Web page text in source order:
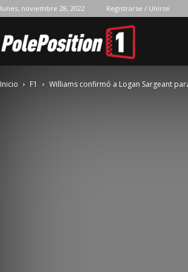
lunes, noviembre 28, 2022 Registrarse / Unirse
Position
Inicio F1 Williams confirmó a Logan Sargeant